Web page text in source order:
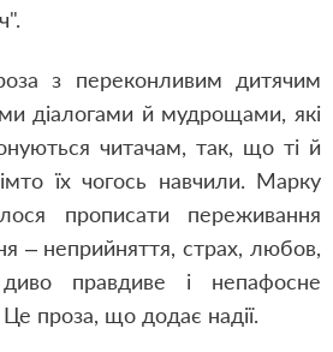
з переконливим дитячим
діалогами й мудрощами, які
читачам, так, що ті й
їх чогось навчили. Марку
прописати переживання
– неприйняття, страх, любов,
правдиве і непафосне
Це проза, що додає надії.